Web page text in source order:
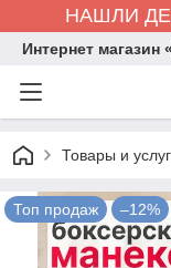
НАШЛИ
Интернет магазин
Товары и
Топ продаж –12%